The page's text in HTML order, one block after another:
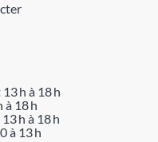
h à 18 h
à 18 h
h à 18 h
à 13 h